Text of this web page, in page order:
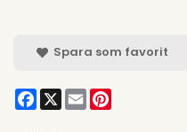
Spara som favorit
Facebook
X Email